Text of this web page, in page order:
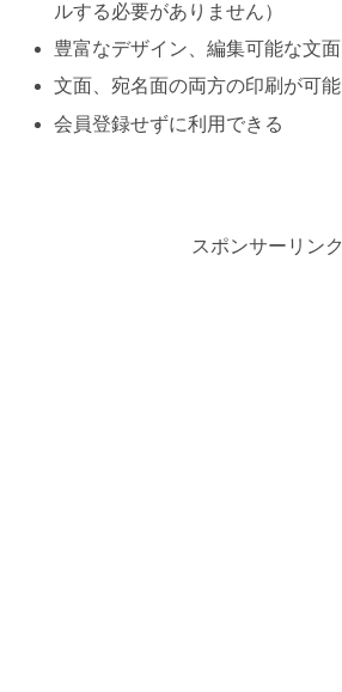
ルする必要がありません）
豊富なデザイン、編集可能な文面
文面、宛名面の両方の印刷が可能
会員登録せずに利用できる
スポンサーリンク